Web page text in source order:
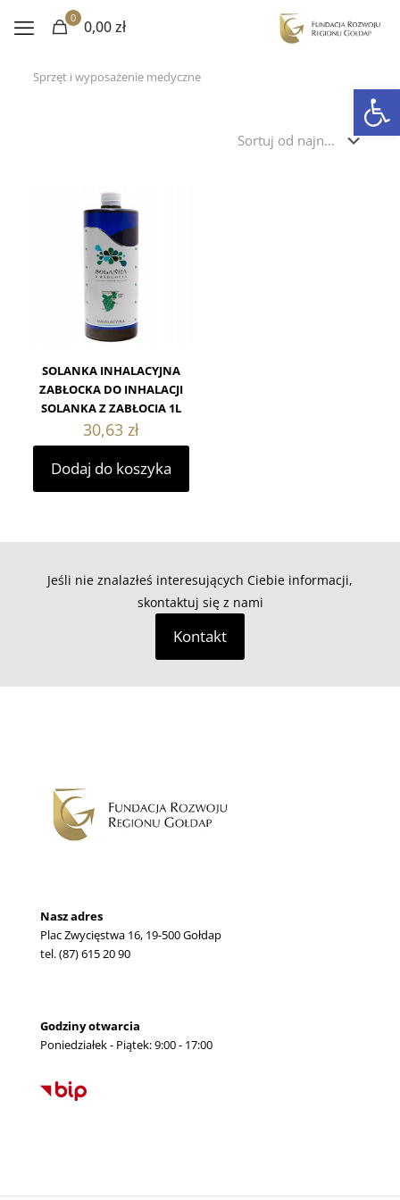
0 0,00 zł
Sprzęt i wyposażenie medyczne
SOLANKA INHALACYJNA
ZABŁOCKA DO INHALACJI
SOLANKA Z ZABŁOCIA 1L
30,63zł
Dodaj do koszyka
Jeśli nie znalazłeś interesujących Ciebie informacji,
skontaktuj się z nami
Kontakt
Nasz adres
Plac Zwycięstwa 16, 19-500 Gołdap
tel. (87) 615 20 90
Godziny otwarcia
Poniedziałek - Piątek: 9:00 - 17:00